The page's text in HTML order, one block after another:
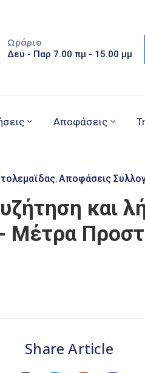
Ωράριο
Δευ - Παρ 7.00 πμ - 15.00 μμ
Αποφάσεις
‚Αποφάσεις
και
Μέτρα
Share Article